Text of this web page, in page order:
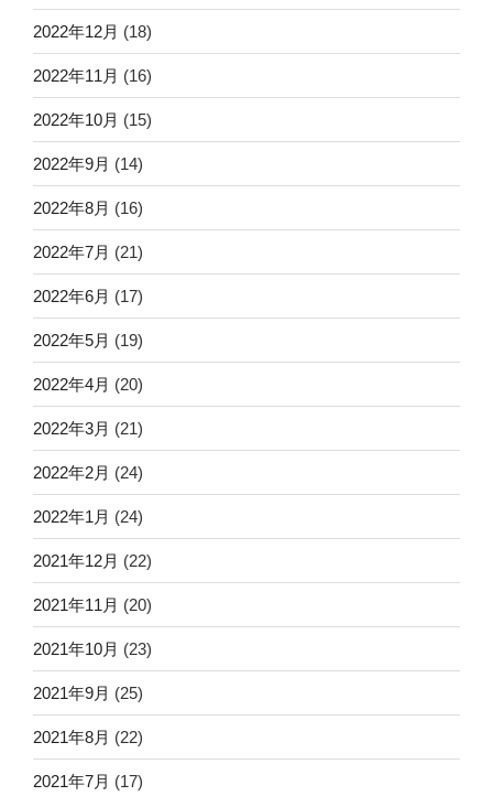
2022年12月 (18)
2022年11月 (16)
2022年10月 (15)
2022年9月 (14)
2022年8月 (16)
2022年7月 (21)
2022年6月 (17)
2022年5月 (19)
2022年4月 (20)
2022年3月 (21)
2022年2月 (24)
2022年1月 (24)
2021年12月 (22)
2021年11月 (20)
2021年10月 (23)
2021年9月 (25)
2021年8月 (22)
2021年7月 (17)